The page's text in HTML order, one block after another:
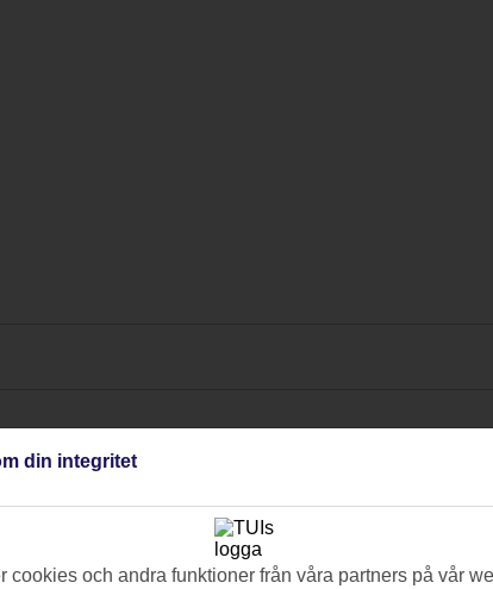
din integritet
cookies och andra funktioner från våra partners på vår